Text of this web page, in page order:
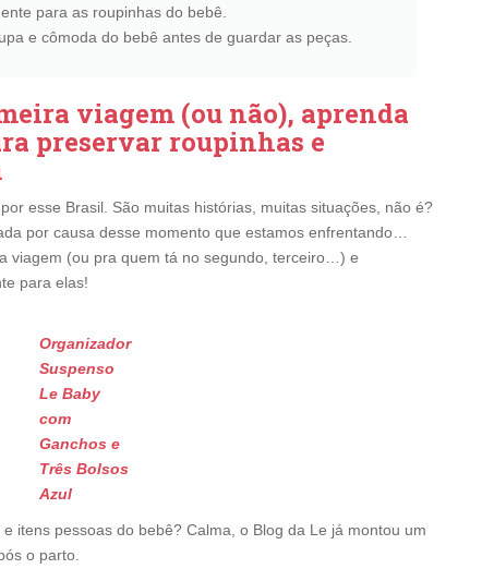
para as roupinhas do bebê.
e cômoda do bebê antes de guardar as peças.
viagem (ou não), aprenda
preservar roupinhas e
esse Brasil. São muitas histórias, muitas situações, não é?
por causa desse momento que estamos enfrentando…
viagem (ou pra quem tá no segundo, terceiro…) e
para elas!
Organizador
Suspenso
Le Baby
com
Ganchos e
Três Bolsos
Azul
itens pessoas do bebê? Calma, o Blog da Le já montou um
o parto.